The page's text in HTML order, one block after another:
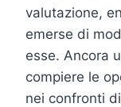
valutazione,
emerse di
esse. Ancora
compiere le
nei confronti